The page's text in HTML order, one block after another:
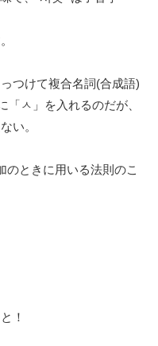
つけて複合名詞(合成語)
「ㅅ」を入れるのだが、
い。
のときに用いる法則のこ
！